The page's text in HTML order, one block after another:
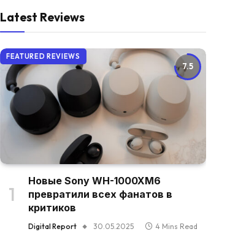
Latest Reviews
7.5
FEATURED REVIEWS
Новые Sony WH-1000XM6
превратили всех фанатов в
критиков
Digital Report 30.05.2025 4 Mins Read